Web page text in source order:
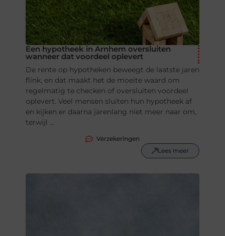
Een hypotheek in Arnhem oversluiten
wanneer dat voordeel oplevert
De rente op hypotheken beweegt de laatste jaren
flink, en dat maakt het de moeite waard om
regelmatig te checken of oversluiten voordeel
oplevert. Veel mensen sluiten hun hypotheek af
en kijken er daarna jarenlang niet meer naar om,
terwijl ...
Verzekeringen
Lees meer